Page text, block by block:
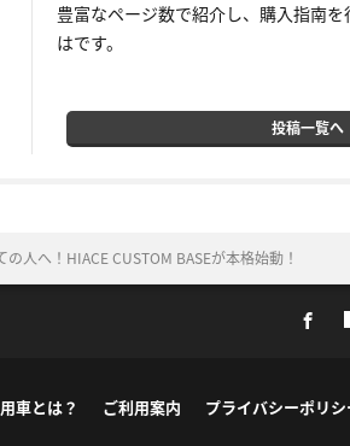
豊富なページ数で紹介し、購入指南
はです。
投稿一覧へ
人へ！HIACE CUSTOM BASEが本格始動！
車とは？ ご利用案内 プライバシーポリシ